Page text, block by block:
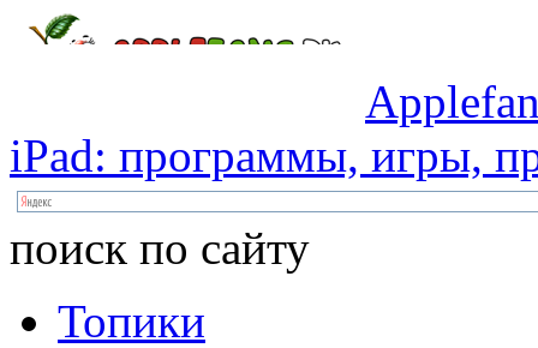
iPad: программы, игры,
поиск по сайту
Топики